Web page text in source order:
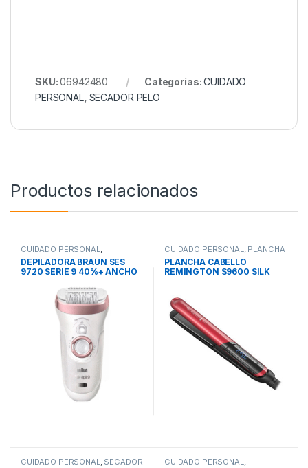
SKU:06942480 Categorías:CUIDADO
PERSONAL, SECADOR PELO
Productos relacionados
CUIDADO PERSONAL,
DEPILADORA
DEPILADORA BRAUN SES
9720 SERIE 9 40%+ ANCHO
CUIDADO PERSONAL, PLANCHA
PARA CABELLO
PLANCHA CABELLO
REMINGTON S9600 SILK
CUIDADO PERSONAL SECADOR CUIDADO PERSONAL